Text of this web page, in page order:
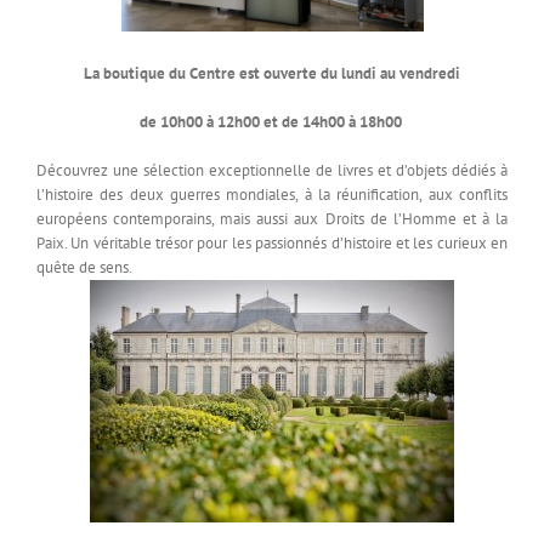
La boutique du Centre est ouverte du lundi au vendredi
de 10h00 à 12h00 et de 14h00 à 18h00
Découvrez une sélection exceptionnelle de livres et d’objets dédiés à
l’histoire des deux guerres mondiales, à la réunification, aux conflits
européens contemporains, mais aussi aux Droits de l’Homme et à la
Paix. Un véritable trésor pour les passionnés d’histoire et les curieux en
quête de sens.